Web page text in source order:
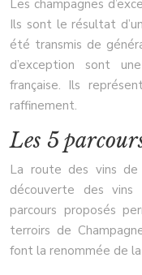
Les champagnes
Ils sont le résultat
été transmis de
d’exception sont
française. Ils
raffinement.
Les 5
La route des vins
découverte des vins
parcours proposés
terroirs de
font la renommée de